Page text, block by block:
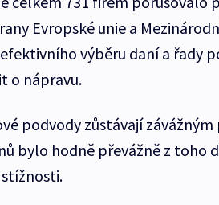
Evropské unie a
výběru daní a řady
o nápravu.
podvody zůstávají
bylo hodně převážně z toho